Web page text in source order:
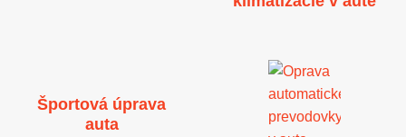
Športová úprava
auta